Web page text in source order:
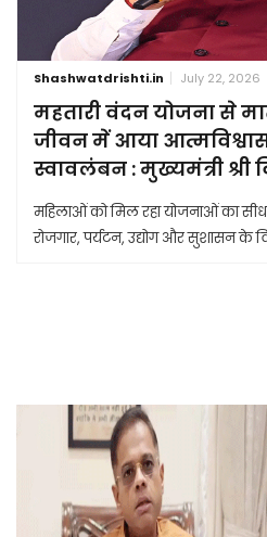
Shashwatdrishti.in July 22, 2026
महतारी वंदन योजना से
जीवन में आया
स्वावलंबन : मुख्यमंत्री श्री
महिलाओं को मिल रहा योजनाओं का
रोजगार, पर्यटन, उद्योग और सुशासन के